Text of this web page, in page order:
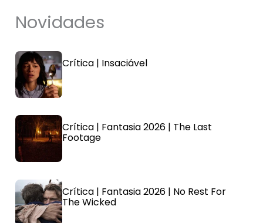
Novidades
Crítica | Insaciável
Crítica | Fantasia 2026 | The Last
Footage
Crítica | Fantasia 2026 | No Rest For
The Wicked